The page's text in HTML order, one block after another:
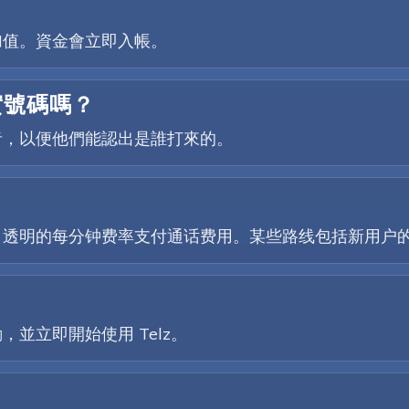
。資金會立即入帳。
碼嗎？
以便他們能認出是誰打來的。
明的每分钟费率支付通话费用。某些路线包括新用户
並立即開始使用 Telz。